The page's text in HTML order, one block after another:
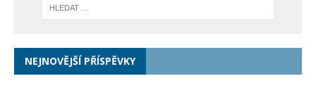
NEJNOVĚJŠÍ PŘÍSPĚVKY